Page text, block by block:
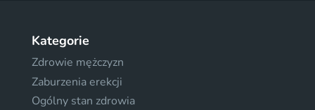
Kategorie
Zdrowie mężczyzn
Zaburzenia erekcji
Ogólny stan zdrowia